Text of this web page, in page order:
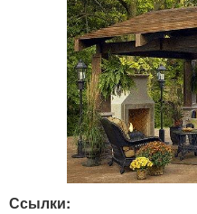
Ссылки: